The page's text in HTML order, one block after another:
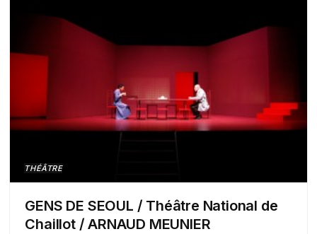
THÉÂTRE
GENS DE SEOUL / Théâtre National de
Chaillot / ARNAUD MEUNIER